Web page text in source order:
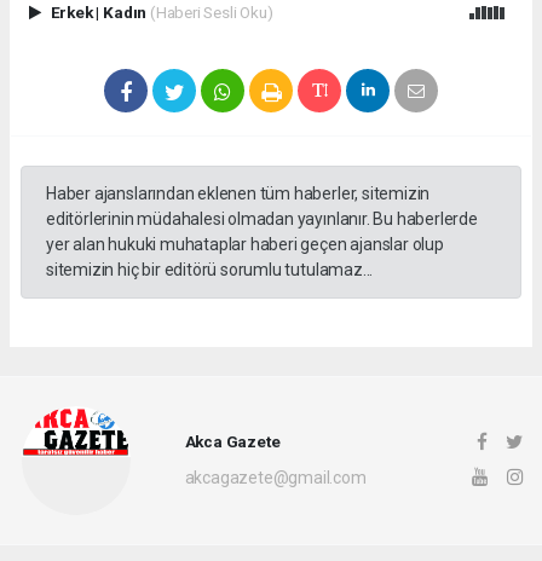
Erkek| Kadın (Haberi Sesli Oku)
Haber ajanslarından eklenen tüm haberler, sitemizin
editörlerinin müdahalesi olmadan yayınlanır. Bu haberlerde
yer alan hukuki muhataplar haberi geçen ajanslar olup
sitemizin hiç bir editörü sorumlu tutulamaz...
Akca Gazete
akcagazete@gmail.com